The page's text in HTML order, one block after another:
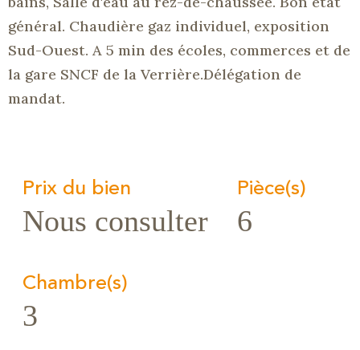
général. Chaudière gaz individuel, exposition
Sud-Ouest. A 5 min des écoles, commerces et de
la gare SNCF de la Verrière.Délégation de
mandat.
Prix du bien
Nous consulter
Pièce(s)
6
Chambre(s)
3